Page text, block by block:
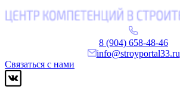
8 (904) 658-48-46
info@stroyportal33.ru
Связаться с нами